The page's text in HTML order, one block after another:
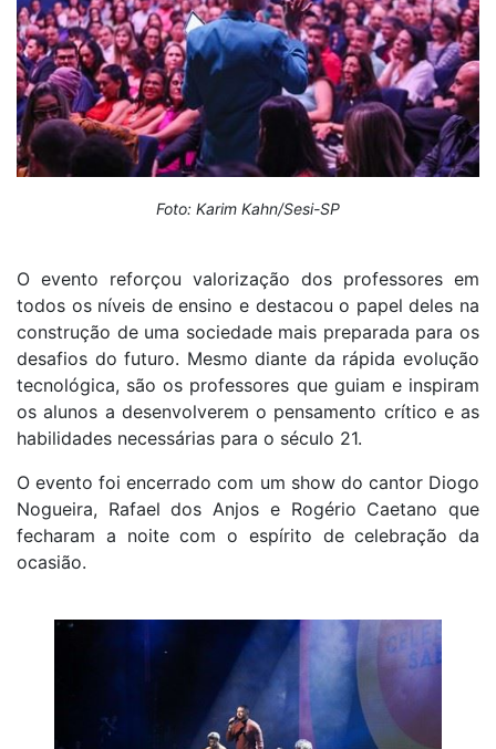
Foto: Karim Kahn/Sesi-SP
O evento reforçou valorização dos professores em
todos os níveis de ensino e destacou o papel deles na
construção de uma sociedade mais preparada para os
desafios do futuro. Mesmo diante da rápida evolução
tecnológica, são os professores que guiam e inspiram
os alunos a desenvolverem o pensamento crítico e as
habilidades necessárias para o século 21.
O evento foi encerrado com um show do cantor Diogo
Nogueira, Rafael dos Anjos e Rogério Caetano que
fecharam a noite com o espírito de celebração da
ocasião.